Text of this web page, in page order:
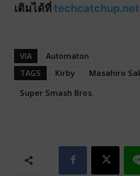
เติมได้ที่ techcatchup.net
VIA
Automaton
TAGS
Kirby Masahiro
Super Smash Bros.